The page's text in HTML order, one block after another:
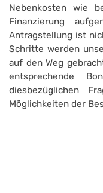
Nebenkosten wie
Finanzierung
Antragstellung ist
Schritte werden
auf den Weg
entsprechende
diesbezüglichen
Möglichkeiten der